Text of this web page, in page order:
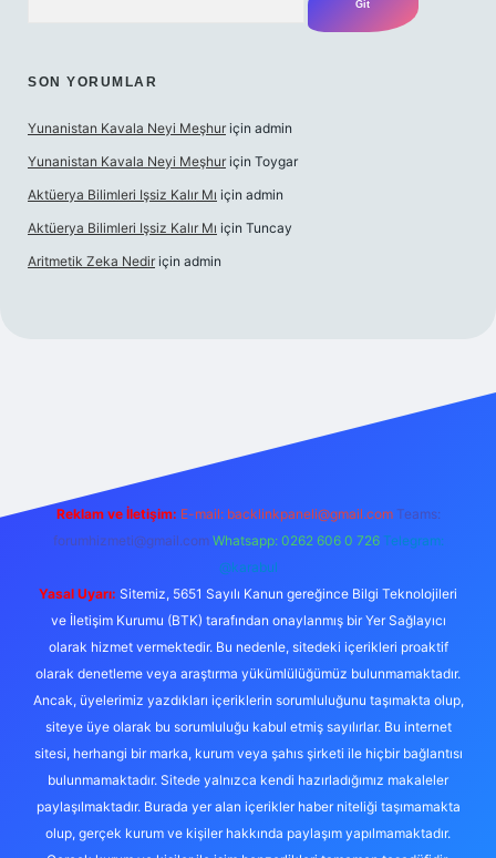
SON YORUMLAR
Yunanistan Kavala Neyi Meşhur için admin
Yunanistan Kavala Neyi Meşhur için Toygar
Aktüerya Bilimleri Işsiz Kalır Mı için admin
Aktüerya Bilimleri Işsiz Kalır Mı için Tuncay
Aritmetik Zeka Nedir için admin
Reklam ve İletişim: E-mail: backlinkpaneli@gmail.com Teams:
forumhizmeti@gmail.com Whatsapp: 0262 606 0 726 Telegram:
@karabul
Yasal Uyarı: Sitemiz, 5651 Sayılı Kanun gereğince Bilgi Teknolojileri
ve İletişim Kurumu (BTK) tarafından onaylanmış bir Yer Sağlayıcı
olarak hizmet vermektedir. Bu nedenle, sitedeki içerikleri proaktif
olarak denetleme veya araştırma yükümlülüğümüz bulunmamaktadır.
Ancak, üyelerimiz yazdıkları içeriklerin sorumluluğunu taşımakta olup,
siteye üye olarak bu sorumluluğu kabul etmiş sayılırlar. Bu internet
sitesi, herhangi bir marka, kurum veya şahıs şirketi ile hiçbir bağlantısı
bulunmamaktadır. Sitede yalnızca kendi hazırladığımız makaleler
paylaşılmaktadır. Burada yer alan içerikler haber niteliği taşımamakta
olup, gerçek kurum ve kişiler hakkında paylaşım yapılmamaktadır.